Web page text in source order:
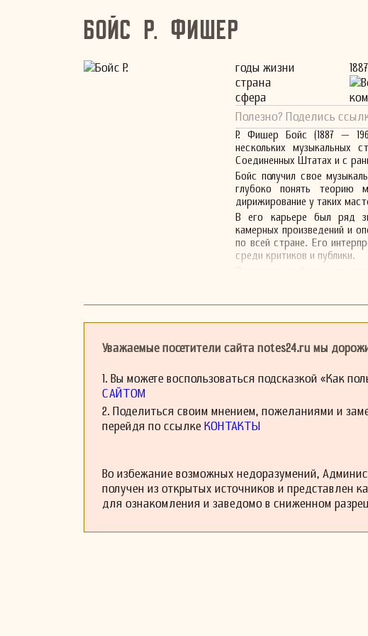
Бойс Р. Фишер
годы жизни
страна
сфера
Полезно? Поделись
Р. Фишер Бойс (1887 —
нескольких музыкальных
Соединенных Штатах и с
Бойс получил свое
глубоко понять теорию
дирижирование у таких
В его карьере был ряд
камерных произведений и
по всей стране. Его
среди критиков и публики.
написана в 1945 году и
Бойс также обращался к
музыкальной культуре
передавая свои знания и
Уважаемые посетители сайта notes24.ru мы
1. Вы можете воспользоваться подсказкой «Как
САЙТОМ
2. Поделиться своим мнением, пожеланиями и
перейдя по ссылке КОНТАКТЫ
Во избежание возможных недоразумений,
получен из открытых источников и представлен
для ознакомления и заведомо в сниженном